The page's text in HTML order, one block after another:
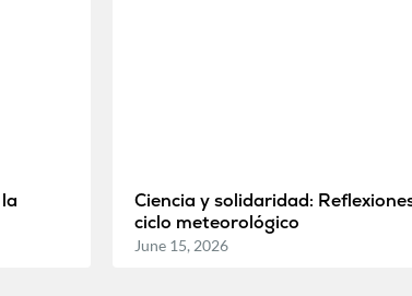
Ciencia y solidaridad:
ciclo meteorológico
June 15, 2026